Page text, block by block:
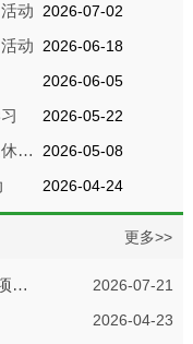
动 2026-07-02
动 2026-06-18
2026-06-05
2026-05-22
干
2026-05-08
2026-04-24
更多>>
目
2026-07-21
2026-04-23